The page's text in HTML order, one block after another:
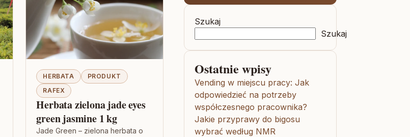
HERBATA
PRODUKT
RAFEX
Herbata zielona jade eyes
green jasmine 1 kg
Jade Green – zielona herbata o
Szukaj
Szukaj
Ostatnie wpisy
Vending w miejscu pracy: Jak
odpowiedzieć na potrzeby
współczesnego pracownika?
Jakie przyprawy do bigosu
wybrać według NMR